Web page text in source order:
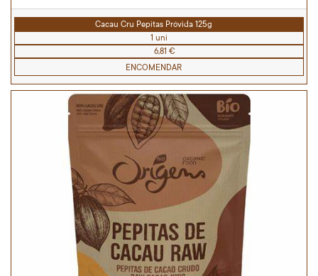
Cacau Cru Pepitas Próvida 125g
1 uni
6,81 €
ENCOMENDAR